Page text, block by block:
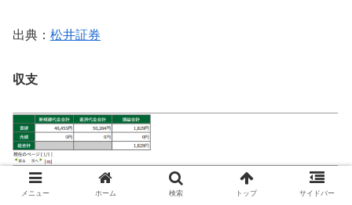
出典： 松井証券
収支
メニュー ホーム 検索 トップ サイドバー